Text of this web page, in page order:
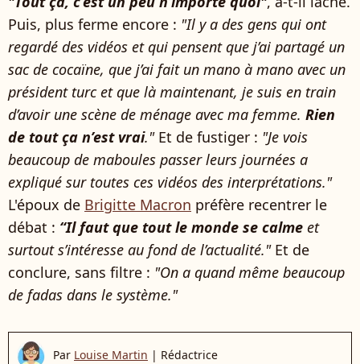
Puis, plus ferme encore : "Il y a des gens qui ont
regardé des vidéos et qui pensent que j’ai partagé un
sac de cocaïne, que j’ai fait un mano à mano avec un
président turc et que là maintenant, je suis en train
d’avoir une scène de ménage avec ma femme. Rien
de tout ça n’est vrai."Et de fustiger : "Je vois
beaucoup de maboules passer leurs journées a
expliqué sur toutes ces vidéos des interprétations."
L'époux de Brigitte Macron préfère recentrer le
débat : “Il faut que tout le monde se calme et
surtout s’intéresse au fond de l’actualité."Et de
conclure, sans filtre : "On a quand même beaucoup
de fadas dans le système."
Par Louise Martin | Rédactrice